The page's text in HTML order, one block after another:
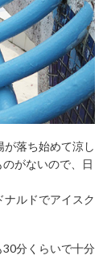
落ち始めて涼し
がないので、日
ナルドでアイスク
分くらいで十分